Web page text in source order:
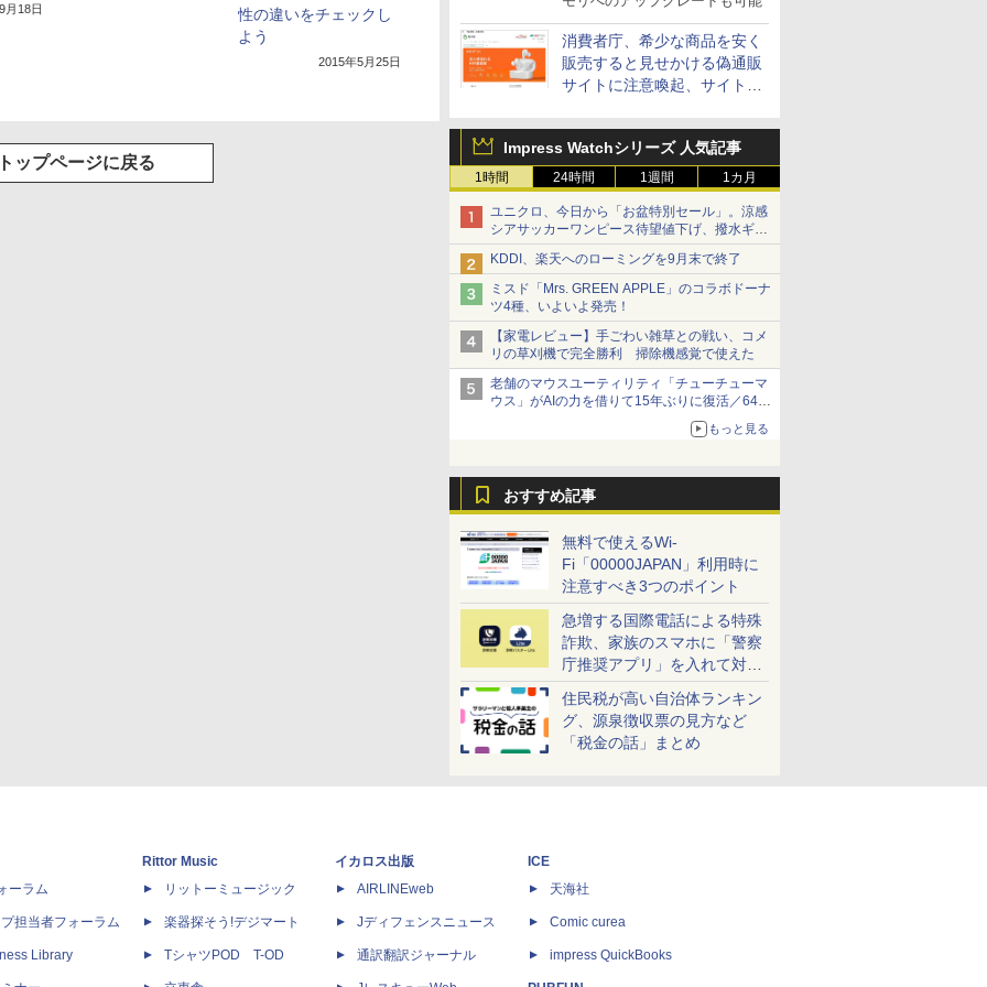
消費者庁、希少な商品を安く
販売すると見せかける偽通販
サイトに注意喚起、サイト名
Impress Watchシリーズ 人気記事
1時間 24時間 1週間 1カ月
ユニクロ、今日から「お盆特別セール」。涼感
シアサッカーワンピース待望値下げ、撥水ギア
ショーツは1990円に
KDDI、楽天へのローミングを9月末で終了
ミスド「Mrs. GREEN APPLE」のコラボドーナ
ツ4種、いよいよ発売！
【家電レビュー】手ごわい雑草との戦い、コメ
リの草刈機で完全勝利 掃除機感覚で使えた
老舗のマウスユーティリティ「チューチューマ
ウス」がAIの力を借りて15年ぶりに復活／64bit
化、Windows 10/11、「Chrome」も走り回
る。復活記念で2026年末まで500円
もっと見る
おすすめ記事
無料で使えるWi-
Fi「00000JAPAN」利用時に
注意すべき3つのポイント
急増する国際電話による特殊
詐欺、家族のスマホに「警察
庁推奨アプリ」を入れて対策
しよう！
住民税が高い自治体ランキン
グ、源泉徴収票の見方など
「税金の話」まとめ
月18日
性の違いをチェックし
よう
2015年5月25日
ップページに戻る
ーラム
担当者フォーラム
Library
Rittor Music
リットーミュージック
楽器探そう!デジマート
TシャツPOD T-OD
イカロス出版
AIRLINEweb
Jディフェンスニュース
通訳翻訳ジャーナル
ICE
天海社
Comic curea
impress QuickBooks